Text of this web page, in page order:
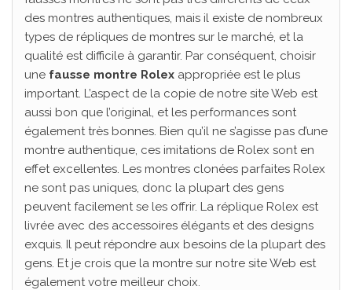
des montres authentiques, mais il existe de nombreux
types de répliques de montres sur le marché, et la
qualité est difficile à garantir. Par conséquent, choisir
une fausse montre Rolex appropriée est le plus
important. L’aspect de la copie de notre site Web est
aussi bon que l’original, et les performances sont
également très bonnes. Bien qu’il ne s’agisse pas d’une
montre authentique, ces imitations de Rolex sont en
effet excellentes. Les montres clonées parfaites Rolex
ne sont pas uniques, donc la plupart des gens
peuvent facilement se les offrir. La réplique Rolex est
livrée avec des accessoires élégants et des designs
exquis. Il peut répondre aux besoins de la plupart des
gens. Et je crois que la montre sur notre site Web est
également votre meilleur choix.